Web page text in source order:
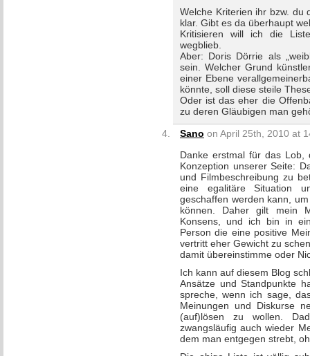
Welche Kriterien ihr bzw. du
klar. Gibt es da überhaupt
Kritisieren will ich die
wegblieb.
Aber: Doris Dörrie als
sein. Welcher Grund
einer Ebene
könnte, soll diese steile
Oder ist das eher die
zu deren Gläubigen man
Sano on April 25th, 2010 at
Danke erstmal für das
Konzeption unserer Seite:
und Filmbeschreibung zu
eine egalitäre Situation
geschaffen werden kann,
können. Daher gilt mein
Konsens, und ich bin in
Person die eine positive
vertritt eher Gewicht zu
damit übereinstimme oder
Ich kann auf diesem Blog
Ansätze und Standpunkte
spreche, wenn ich sage,
Meinungen und Diskurse
(auf)lösen zu wollen.
zwangsläufig auch wieder
dem man entgegen strebt,